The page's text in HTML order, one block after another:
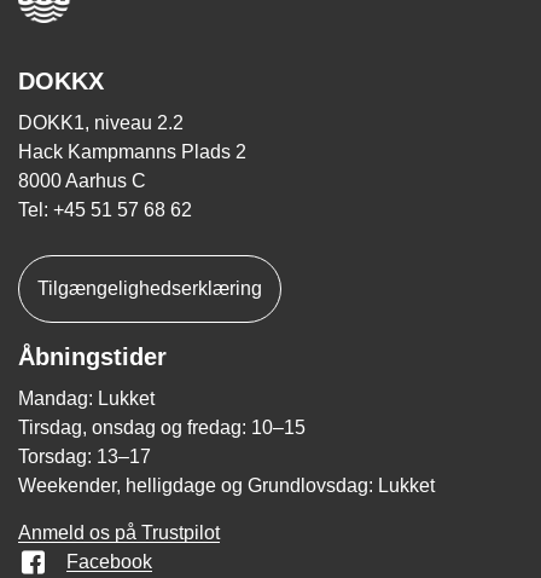
DOKKX
DOKK1, niveau 2.2
Hack Kampmanns Plads 2
8000 Aarhus C
Tel: +45 51 57 68 62
Tilgængelighedserklæring
Åbningstider
Mandag: Lukket
Tirsdag, onsdag og fredag: 10–15
Torsdag: 13–17
Weekender, helligdage og Grundlovsdag: Lukket
Anmeld os på Trustpilot
Facebook